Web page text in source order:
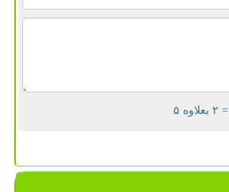
= ۲ بعلاوه ۵